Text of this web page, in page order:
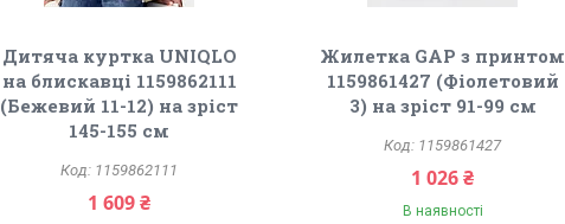
Дитяча куртка UNIQLO
на блискавці 1159862111
(Бежевий 11-12) на зріст
145-155 см
1159862111
1 609 ₴
Жилетка GAP з принтом
1159861427 (Фіолетовий
3) на зріст 91-99 см
1159861427
1 026 ₴
В наявності